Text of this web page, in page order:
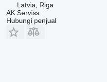
Latvia, Riga
AK Serviss
Hubungi penjual